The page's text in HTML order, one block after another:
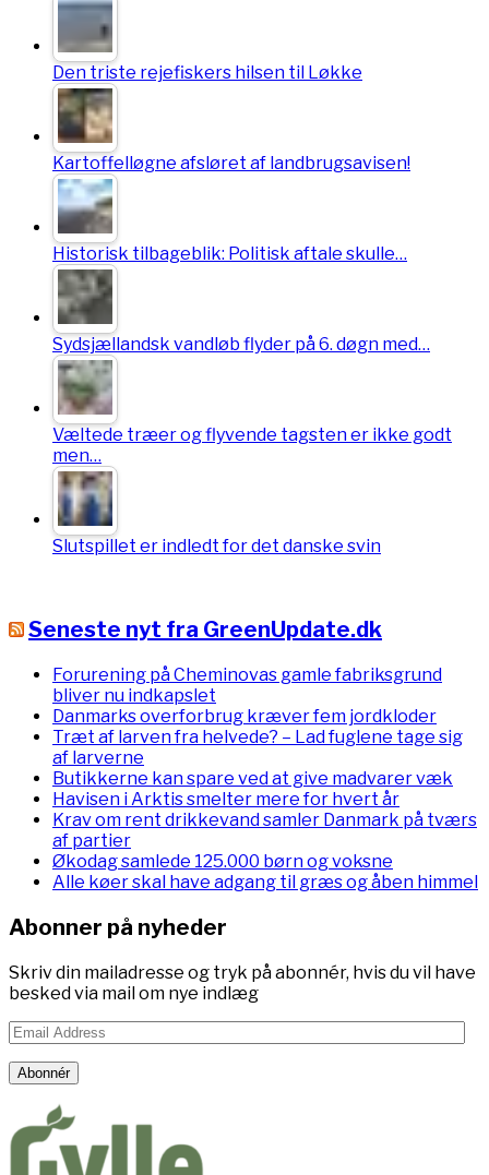
Den triste rejefiskers hilsen til Løkke
Kartoffelløgne afsløret af landbrugsavisen!
Historisk tilbageblik: Politisk aftale skulle…
Sydsjællandsk vandløb flyder på 6. døgn med…
Væltede træer og flyvende tagsten er ikke godt
men…
Slutspillet er indledt for det danske svin
Seneste nyt fra GreenUpdate.dk
Forurening på Cheminovas gamle fabriksgrund
bliver nu indkapslet
Danmarks overforbrug kræver fem jordkloder
Træt af larven fra helvede? – Lad fuglene tage sig
af larverne
Butikkerne kan spare ved at give madvarer væk
Havisen i Arktis smelter mere for hvert år
Krav om rent drikkevand samler Danmark på tværs
af partier
Økodag samlede 125.000 børn og voksne
Alle køer skal have adgang til græs og åben himmel
Abonner på nyheder
Skriv din mailadresse og tryk på abonnér, hvis du vil have
besked via mail om nye indlæg
Email
Abonnér